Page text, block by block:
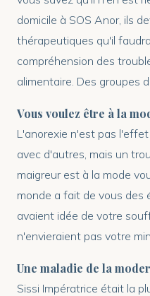
domicile à SOS Anor, ils
thérapeutiques qu'il
compréhension des
alimentaire. Des groupes
Vous voulez être à la
L'anorexie n'est pas
avec d'autres, mais un
maigreur est à la mode
monde a fait de vous des
avaient idée de votre
n'envieraient pas votre
Une maladie de la
Sissi Impératrice était la